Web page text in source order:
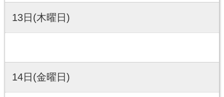
13日(木曜日)
14日(金曜日)